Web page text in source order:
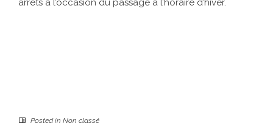
arrêts à l’occasion du passage à l’horaire d’hiver.
Posted in Non classé